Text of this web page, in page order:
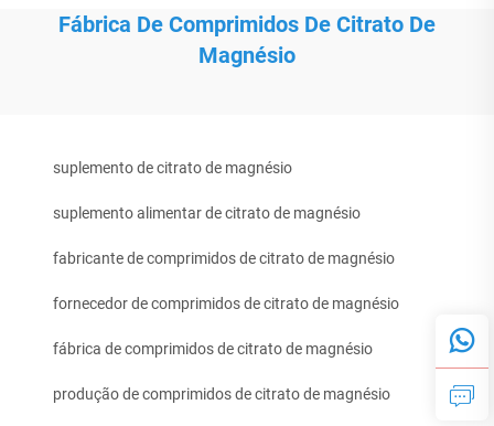
Fábrica De Comprimidos De Citrato De
Magnésio
suplemento de citrato de magnésio
suplemento alimentar de citrato de magnésio
fabricante de comprimidos de citrato de magnésio
fornecedor de comprimidos de citrato de magnésio
fábrica de comprimidos de citrato de magnésio
produção de comprimidos de citrato de magnésio